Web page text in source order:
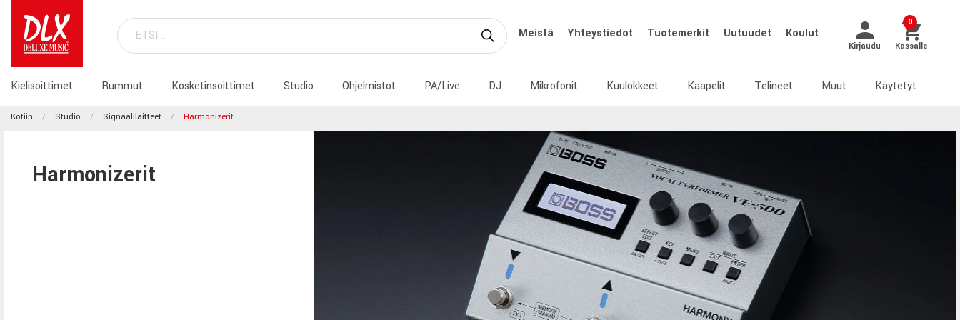
Meistä Yhteystiedot Tuotemerkit Uutuudet Koulut
Kirjaudu
0
Kassalle
Kielisoittimet Rummut Kosketinsoittimet Studio Ohjelmistot PA/Live DJ Mikrofonit Kuulokkeet Kaapelit Telineet Muut Käytetyt
Kotiin Studio Signaalilaitteet Harmonizerit
Harmonizerit